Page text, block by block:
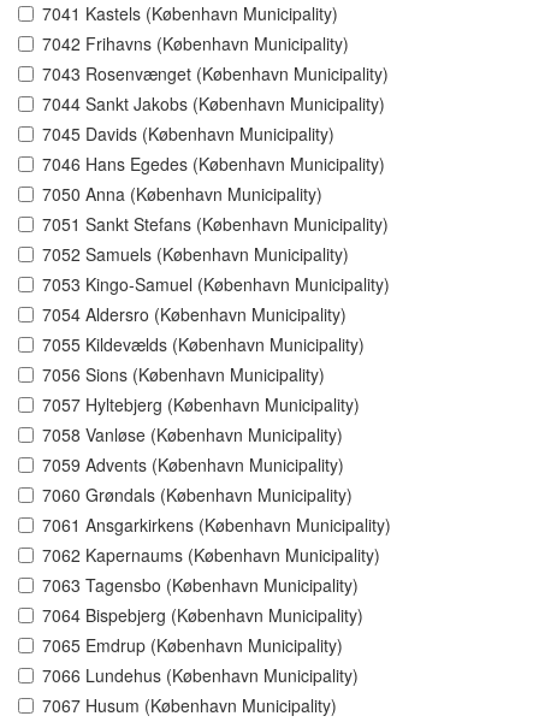
7041 Kastels (København Municipality)
7042 Frihavns (København Municipality)
7043 Rosenvænget (København Municipality)
7044 Sankt Jakobs (København Municipality)
7045 Davids (København Municipality)
7046 Hans Egedes (København Municipality)
7050 Anna (København Municipality)
7051 Sankt Stefans (København Municipality)
7052 Samuels (København Municipality)
7053 Kingo-Samuel (København Municipality)
7054 Aldersro (København Municipality)
7055 Kildevælds (København Municipality)
7056 Sions (København Municipality)
7057 Hyltebjerg (København Municipality)
7058 Vanløse (København Municipality)
7059 Advents (København Municipality)
7060 Grøndals (København Municipality)
7061 Ansgarkirkens (København Municipality)
7062 Kapernaums (København Municipality)
7063 Tagensbo (København Municipality)
7064 Bispebjerg (København Municipality)
7065 Emdrup (København Municipality)
7066 Lundehus (København Municipality)
7067 Husum (København Municipality)